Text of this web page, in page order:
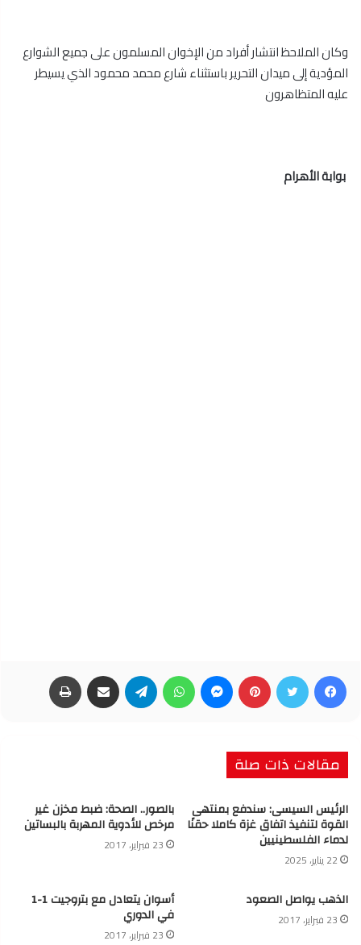
وكان الملاحظ انتشار أفراد من الإخوان المسلمون على جميع الشوارع
المؤدية إلى ميدان التحرير باستثناء شارع محمد محمود الذي يسيطر
عليه المتظاهرون
بوابة الأهرام
فيسبوك تويتر بينتيريست ماسنجر واتساب تيلقرام مشاركة عبر البريد
مقالات ذات صلة
الرئيس السيسى: سندفع بمنتهى
القوة لتنفيذ اتفاق غزة كاملا حقنًا
لدماء الفلسطينيين
22 يناير، 2025
بالصور.. الصحة: ضبط مخزن غير
مرخص للأدوية المهربة بالبساتين
23 فبراير، 2017
الذهب يواصل الصعود
23 فبراير، 2017
أسوان يتعادل مع بتروجيت 1-1
في الدوري
23 فبراير، 2017